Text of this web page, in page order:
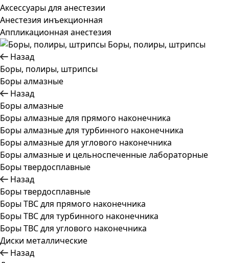
Аксессуары для анестезии
Анестезия инъекционная
Аппликационная анестезия
Боры, полиры, штрипсы
Назад
Боры, полиры, штрипсы
Боры алмазные
Назад
Боры алмазные
Боры алмазные для прямого наконечника
Боры алмазные для турбинного наконечника
Боры алмазные для углового наконечника
Боры алмазные и цельноспеченные лабораторные
Боры твердосплавные
Назад
Боры твердосплавные
Боры ТВС для прямого наконечника
Боры ТВС для турбинного наконечника
Боры ТВС для углового наконечника
Диски металлические
Назад